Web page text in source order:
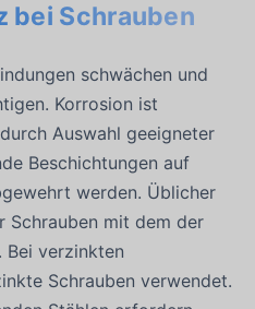
bei Schrauben
schwächen und
Korrosion ist
Auswahl geeigneter
Beschichtungen auf
werden. Üblicher
Schrauben mit dem der
Bei verzinkten
Schrauben verwendet.